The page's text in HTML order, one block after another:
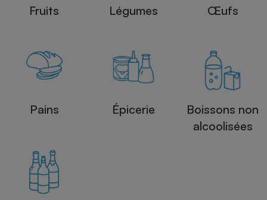
Fruits Légumes Œufs
Pains Épicerie
Boissons non
alcoolisées